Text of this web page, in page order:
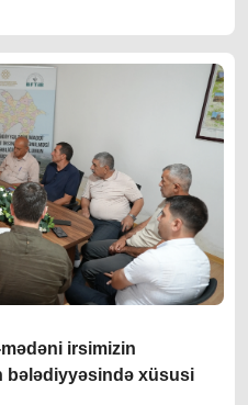
irsimizin
bələdiyyəsində xüsusi